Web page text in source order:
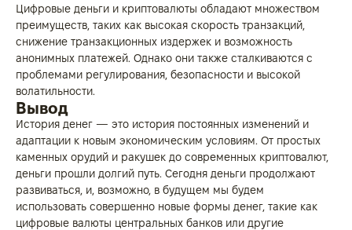
Цифровые деньги и криптовалюты обладают множеством
преимуществ, таких как высокая скорость транзакций,
снижение транзакционных издержек и возможность
анонимных платежей. Однако они также сталкиваются с
проблемами регулирования, безопасности и высокой
волатильности.
Вывод
История денег — это история постоянных изменений и
адаптации к новым экономическим условиям. От простых
каменных орудий и ракушек до современных криптовалют,
деньги прошли долгий путь. Сегодня деньги продолжают
развиваться, и, возможно, в будущем мы будем
использовать совершенно новые формы денег, такие как
цифровые валюты центральных банков или другие